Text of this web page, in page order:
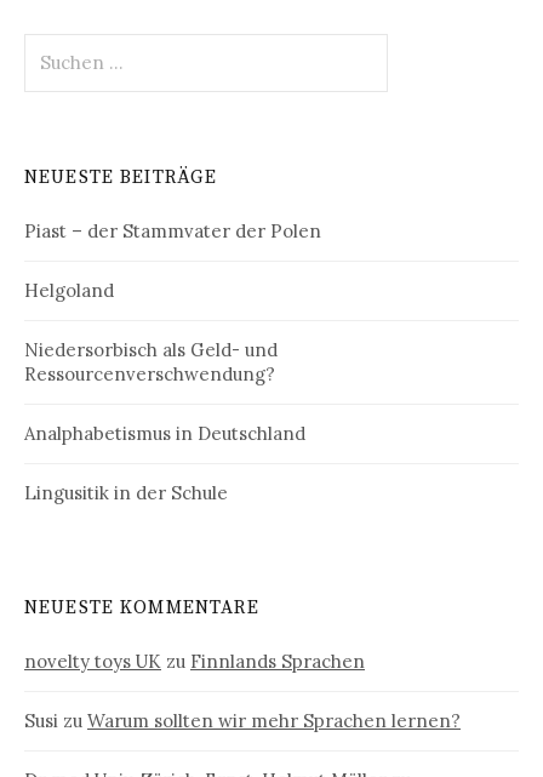
nach:
NEUESTE BEITRÄGE
Piast – der Stammvater der Polen
Helgoland
Niedersorbisch als Geld- und
Ressourcenverschwendung?
Analphabetismus in Deutschland
Lingusitik in der Schule
NEUESTE KOMMENTARE
novelty toys UK zu Finnlands Sprachen
Susi zu Warum sollten wir mehr Sprachen lernen?